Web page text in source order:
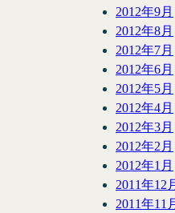
2012年9月
2012年8月
2012年7月
2012年6月
2012年5月
2012年4月
2012年3月
2012年2月
2012年1月
2011年12
2011年11